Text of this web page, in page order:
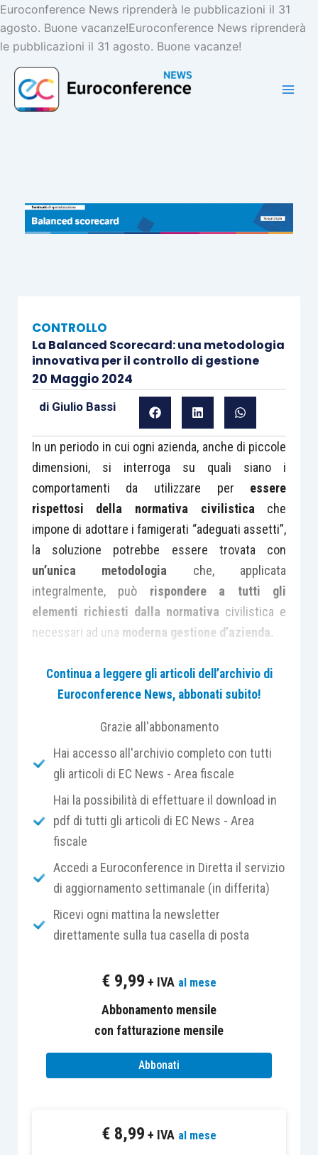
Vai
al
contenuto
Euroconference News riprenderà le pubblicazioni il 31
agosto. Buone vacanze!Euroconference News riprenderà
le pubblicazioni il 31 agosto. Buone vacanze!
CONTROLLO
La Balanced Scorecard: una metodologia
innovativa per il controllo di gestione
20 Maggio 2024
di Giulio Bassi
In un periodo in cui ogni azienda, anche di piccole
dimensioni, si interroga su quali siano i
comportamenti da utilizzare per essere
rispettosi della normativa civilistica che
impone di adottare i famigerati “adeguati assetti”,
la soluzione potrebbe essere trovata con
un’unica metodologia che, applicata
integralmente, può rispondere a tutti gli
elementi richiesti dalla normativa civilistica e
necessari ad una moderna gestione d’azienda.
Questa metodologia è comunemente conosciuta
come “Balanced Scorecard” (BSC). La BSC è una
delle performance aziendali. Si tratta di un
sistema cheintegra gli indicatori finanziari
quelli relativi ai processi interni, ai clienti e
all’apprendimento organizzativo, in modo da
valutare il raggiungimento degli obiettivi
breve e a lungo termine.
missione e la visione
misurabili;
collegare le attività operative
strategie dibusiness;
comunicare ecoinvolgere i dipendenti e
stakeholdernella realizzazione della
in modo continuoe sistematico.
Continua a leggere gli articoli dell’archivio di
Euroconference News, abbonati subito!
Grazie all'abbonamento
Hai accesso all'archivio completo con tutti
gli articoli di EC News - Area fiscale
Hai la possibilità di effettuare il download in
pdf di tutti gli articoli di EC News - Area
fiscale
Accedi a Euroconference in Diretta il servizio
di aggiornamento settimanale (in differita)
Ricevi ogni mattina la newsletter
direttamente sulla tua casella di posta
€ 9,99 + IVA al mese
Abbonamento mensile
con fatturazione mensile
Abbonati
€ 8,99 + IVA al mese